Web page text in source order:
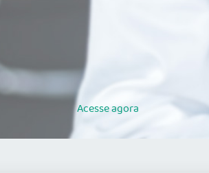
Acesseagora